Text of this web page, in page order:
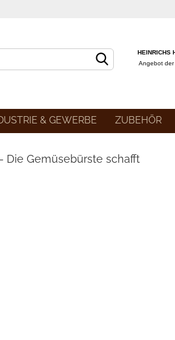
HEINRICHS
Angebot der
& GEWERBE ZUBEHÖR
Die Gemüsebürste schafft